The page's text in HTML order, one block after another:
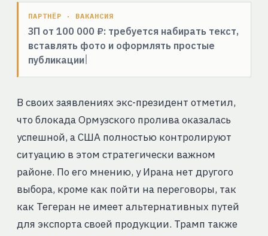
ПАРТНЁР · ВАКАНСИЯ
ЗП от 100 000 ₽: требуется набирать текст,
вставлять фото и оформлять простые
публикации
В своих заявлениях экс-президент отметил,
что блокада Ормузского пролива оказалась
успешной, а США полностью контролируют
ситуацию в этом стратегически важном
районе. По его мнению, у Ирана нет другого
выбора, кроме как пойти на переговоры, так
как Тегеран не имеет альтернативных путей
для экспорта своей продукции. Трамп также